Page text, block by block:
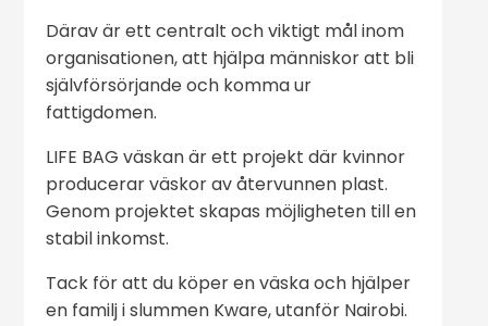
Därav är ett centralt och viktigt mål inom
organisationen, att hjälpa människor att bli
självförsörjande och komma ur
fattigdomen.
LIFE BAG väskan är ett projekt där kvinnor
producerar väskor av återvunnen plast.
Genom projektet skapas möjligheten till en
stabil inkomst.
Tack för att du köper en väska och hjälper
en familj i slummen Kware, utanför Nairobi.